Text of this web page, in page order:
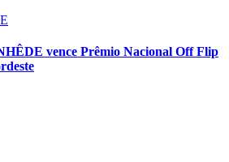
vence Prêmio Nacional Off Flip